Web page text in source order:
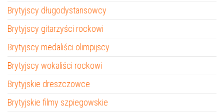
Brytyjscy długodystansowcy
Brytyjscy gitarzyści rockowi
Brytyjscy medaliści olimpijscy
Brytyjscy wokaliści rockowi
Brytyjskie dreszczowce
Brytyjskie filmy szpiegowskie